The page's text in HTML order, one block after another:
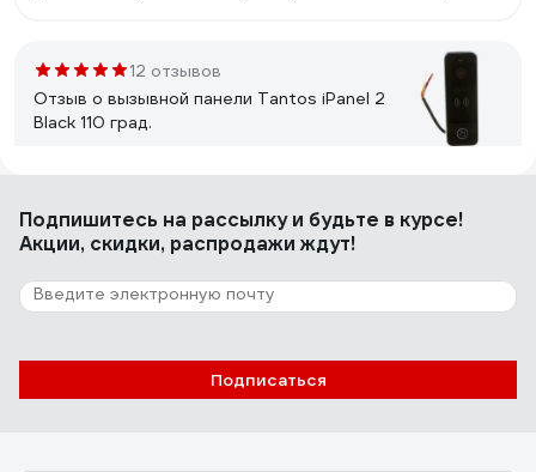
-слышен на весь подъезд и звонок и разговор .
12 отзывов
Отзыв о вызывной панели Tantos iPanel 2
Black 110 град.
Качество изображения, красивый вид
7 отзывов
PAL темно-серая
Подпишитесь на рассылкуи будьте в курсе!
Акции, скидки, распродажи ждут!
Подписаться